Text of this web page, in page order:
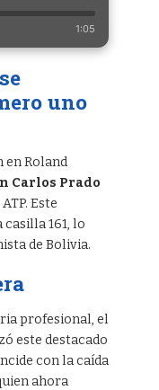
1:05
uno
en Roland
Carlos Prado
Este
161, lo
de Bolivia.
profesional, el
este destacado
con la caída
ahora